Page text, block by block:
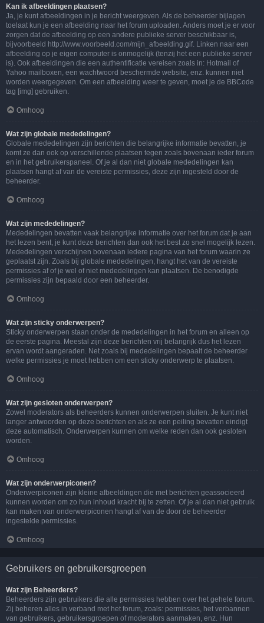
Kan ik afbeeldingen plaatsen?
Ja, je kunt afbeeldingen in je bericht weergeven. Als de beheerder bijlagen
toelaat kun je een afbeelding naar het forum uploaden. Anders moet je er voor
zorgen dat de afbeelding op een andere publieke server beschikbaar is,
bijvoorbeeld http://www.voorbeeld.com/mijn_afbeelding.gif. Linken naar een
afbeelding op je eigen computer is onmogelijk (tenzij het een publieke server
is). Ook afbeeldingen die een authentificatie vereisen zoals in: Hotmail of
Yahoo mailboxen, een wachtwoord beschermde website, enz. kunnen niet
worden weergegeven. Om een afbeelding weer te geven, moet je de BBCode
tag [img] gebruiken.
Omhoog
Wat zijn globale mededelingen?
Globale mededelingen zijn berichten die belangrijke informatie bevatten, je
komt ze dan ook op verschillende plaatsen tegen zoals bovenaan ieder forum
en in het gebruikerspaneel. Of je al dan niet globale mededelingen kan
plaatsen hangt af van de vereiste permissies, deze zijn ingesteld door de
beheerder.
Omhoog
Wat zijn mededelingen?
Mededelingen bevatten vaak belangrijke informatie over het forum dat je aan
het lezen bent, je kunt deze berichten dan ook het best zo snel mogelijk lezen.
Mededelingen verschijnen bovenaan iedere pagina van het forum waarin ze
geplaatst zijn. Zoals bij globale mededelingen, hangt het van de vereiste
permissies af of je wel of niet mededelingen kan plaatsen. De benodigde
permissies zijn bepaald door een beheerder.
Omhoog
Wat zijn sticky onderwerpen?
Sticky onderwerpen staan onder de mededelingen in het forum en alleen op
de eerste pagina. Meestal zijn deze berichten vrij belangrijk dus het lezen
ervan wordt aangeraden. Net zoals bij mededelingen bepaalt de beheerder
welke permissies je moet hebben om een sticky onderwerp te plaatsen.
Omhoog
Wat zijn gesloten onderwerpen?
Zowel moderators als beheerders kunnen onderwerpen sluiten. Je kunt niet
langer antwoorden op deze berichten en als ze een peiling bevatten eindigt
deze automatisch. Onderwerpen kunnen om welke reden dan ook gesloten
worden.
Omhoog
Wat zijn onderwerpiconen?
Onderwerpiconen zijn kleine afbeeldingen die met berichten geassocieerd
kunnen worden om zo hun inhoud kracht bij te zetten. Of je al dan niet gebruik
kan maken van onderwerpiconen hangt af van de door de beheerder
ingestelde permissies.
Omhoog
Gebruikers en gebruikersgroepen
Wat zijn Beheerders?
Beheerders zijn gebruikers die alle permissies hebben over het gehele forum.
Zij beheren alles in verband met het forum, zoals: permissies, het verbannen
van gebruikers, gebruikersgroepen of moderators aanmaken, enz. Hun